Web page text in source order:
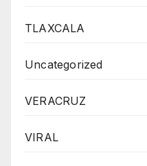
TLAXCALA
Uncategorized
VERACRUZ
VIRAL